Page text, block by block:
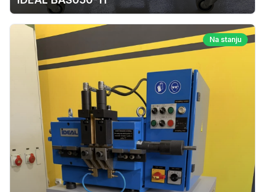
Na stanju